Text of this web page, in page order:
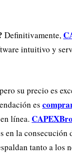
Definitivamente,
intuitivo y
su precio es
es
línea.
la consecución
tanto a los